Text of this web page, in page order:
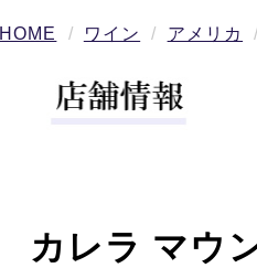
HOME ワイン アメリカ
カレラ マウ